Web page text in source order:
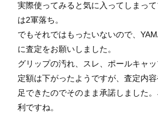
実際使ってみると気に入ってしまっ
は2軍落ち。
でもそれではもったいないので、
に査定をお願いしました。
グリップの汚れ、スレ、ポールキャ
定額は下がったようですが、査定内
足できたのでそのまま承諾しました
利ですね。